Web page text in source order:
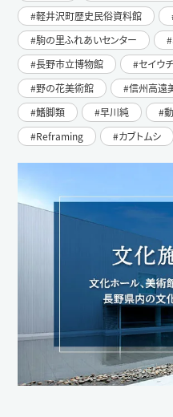
軽井沢町歴史民俗資料館
駒の里ふれあいセンター
長野市立博物館
セイウチ
野の花美術館
信州高遠
鰭脚類
早川純
Reframing
カブトムシ